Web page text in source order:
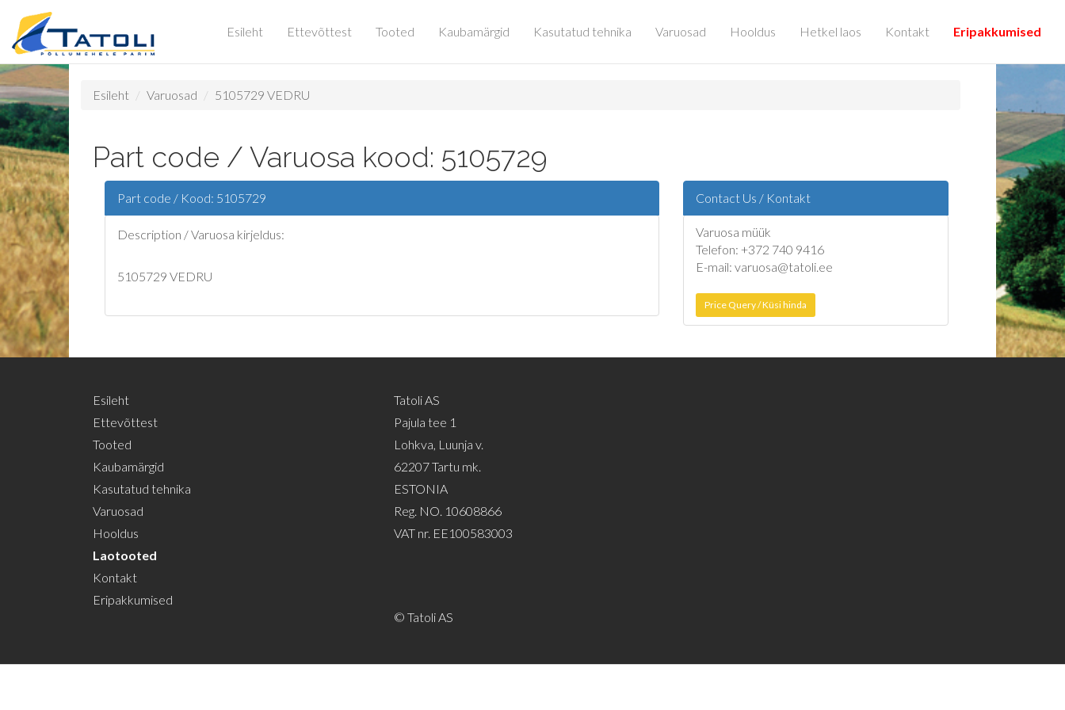
Esileht Ettevõttest Tooted Kaubamärgid Kasutatud tehnika Varuosad Hooldus Hetkel laos Kontakt Eripakkumised
Esileht Varuosad 5105729 VEDRU
Part code / Varuosa kood: 5105729
Part code / Kood: 5105729
Description / Varuosa kirjeldus:
5105729 VEDRU
Contact Us / Kontakt
Varuosa müük
Telefon: +372 740 9416
E-mail: varuosa@tatoli.ee
Price Query / Küsi hinda
Esileht
Ettevõttest
Tooted
Kaubamärgid
Kasutatud tehnika
Varuosad
Hooldus
Laotooted
Kontakt
Eripakkumised
Tatoli AS
Pajula tee 1
Lohkva, Luunja v.
62207 Tartu mk.
ESTONIA
Reg. NO. 10608866
VAT nr. EE100583003
© Tatoli AS